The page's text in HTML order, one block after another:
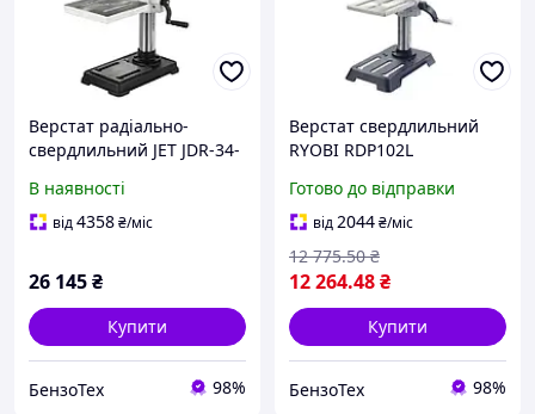
Верстат радіально-
свердлильний JET JDR-34-
дерев'яних, металевих та
пластикових заготовок
В наявності
від4358₴/міс
26 145₴
Купити
БензоТех 98%
Верстат свердлильний
RYOBI RDP102L
Готово до відправки
від2044₴/міс
12 264.48₴
12 775.50 ₴
Купити
БензоТех 98%